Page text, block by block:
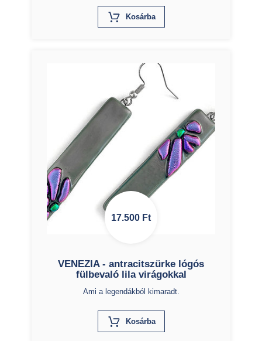
KosárbaX
17.500 Ft
VENEZIA - antracitszürke lógós
fülbevaló lila virágokkal
Ami a legendákból kimaradt.
KosárbaX